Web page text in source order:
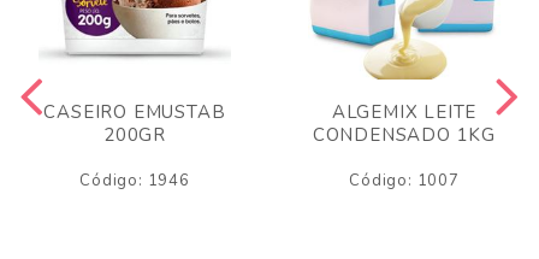
CASEIRO EMUSTAB
200GR
Código: 1946
ALGEMIX LEITE
CONDENSADO 1KG
Código: 1007